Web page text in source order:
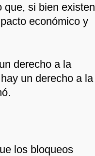
que, si bien existen
económico y
derecho a la
un derecho a la
los bloqueos